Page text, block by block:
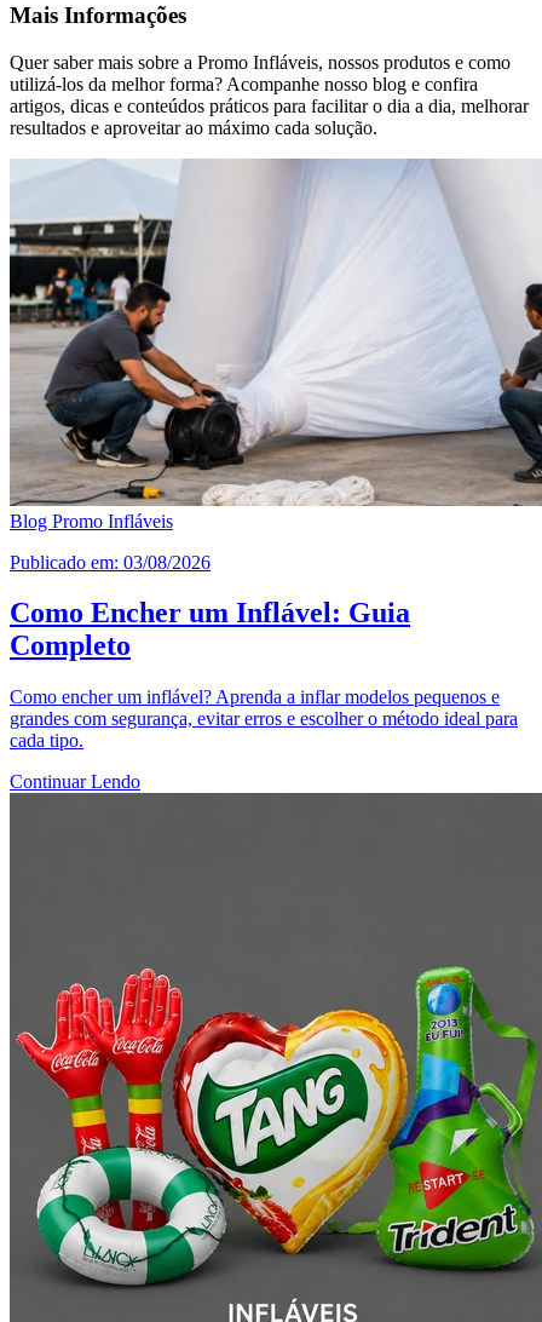
Mais Informações
Quer saber mais sobre a Promo Infláveis, nossos produtos e como
utilizá-los da melhor forma? Acompanhe nosso blog e confira
artigos, dicas e conteúdos práticos para facilitar o dia a dia, melhorar
resultados e aproveitar ao máximo cada solução.
Blog Promo Infláveis
Publicado em: 03/08/2026
Como Encher um Inflável: Guia
Completo
Como encher um inflável? Aprenda a inflar modelos pequenos e
grandes com segurança, evitar erros e escolher o método ideal para
cada tipo.
Continuar Lendo